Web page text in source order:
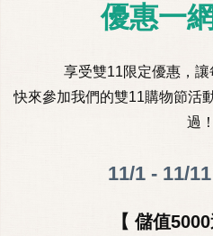
優惠一
享受雙11限定優惠，讓
快來參加我們的雙11購物節活
過！
11/1 - 11/
【 儲值